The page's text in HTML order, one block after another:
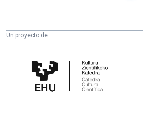
Un proyecto de:
Cultura
Científica